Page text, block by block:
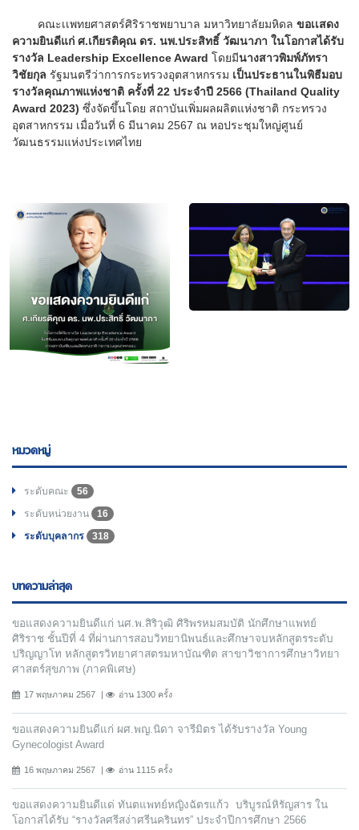
คณะเเพทยศาสตร์ศิริราชพยาบาล มหาวิทยาลัยมหิดล ขอเเสดง
ความยินดีแก่ ศ.เกียรติคุณ ดร. นพ.ประสิทธิ์ วัฒนาภา ในโอกาสได้รับ
รางวัล Leadership Excellence Award โดยมีนางสาวพิมพ์ภัทรา
วิชัยกุล รัฐมนตรีว่าการกระทรวงอุตสาหกรรม เป็นประธานในพิธีมอบ
รางวัลคุณภาพแห่งชาติ ครั้งที่ 22 ประจำปี 2566 (Thailand Quality
Award 2023) ซึ่งจัดขึ้นโดย สถาบันเพิ่มผลผลิตแห่งชาติ กระทรวง
อุตสาหกรรม เมื่อวันที่ 6 มีนาคม 2567 ณ หอประชุมใหญ่ศูนย์
วัฒนธรรมแห่งประเทศไทย
หมวดหมู่
ระดับคณะ
56
ระดับหน่วยงาน
16
ระดับบุคลากร
318
บทความล่าสุด
ขอแสดงความยินดีแก่ นศ.พ.สิริวุฒิ ศิริพรหมสมบัติ นักศึกษาแพทย์
ศิริราช ชั้นปีที่ 4 ที่ผ่านการสอบวิทยานิพนธ์และศึกษาจบหลักสูตรระดับ
ปริญญาโท หลักสูตรวิทยาศาสตรมหาบัณฑิต สาขาวิชาการศึกษาวิทยา
ศาสตร์สุขภาพ (ภาคพิเศษ)
17 พฤษภาคม 2567 อ่าน 1300 ครั้ง
ขอแสดงความยินดีแก่ ผศ.พญ.นิดา จารีมิตร ได้รับรางวัล Young
Gynecologist Award
16 พฤษภาคม 2567 อ่าน 1115 ครั้ง
ขอแสดงความยินดีแด่ ทันตแพทย์หญิงฉัตรแก้ว บริบูรณ์หิรัญสาร ใน
โอกาสได้รับ “รางวัลศรีสง่าศรีนครินทร” ประจำปีการศึกษา 2566